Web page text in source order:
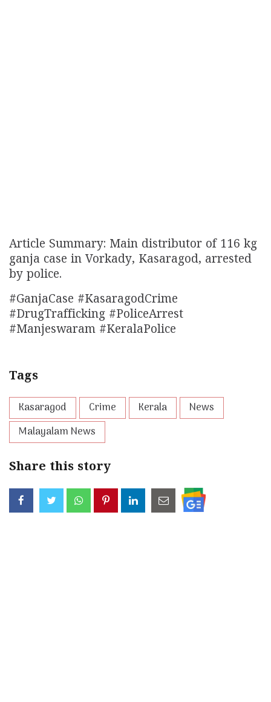
Article Summary: Main distributor of 116 kg
ganja case in Vorkady, Kasaragod, arrested
by police.
#GanjaCase #KasaragodCrime
#DrugTrafficking #PoliceArrest
#Manjeswaram #KeralaPolice
Tags
Kasaragod Crime Kerala
News
Malayalam News
Share this story